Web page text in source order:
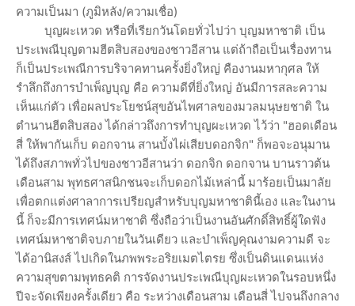
ความเป็นมา (ภูมิหลัง/ความเชื่อ)
บุญผะเหวด หรือที่เรียกวันโดยทั่วไปว่า บุญมหาชาติ เป็น
ประเพณีบุญตามฮีตสิบสองของชาวอีสาน แต่ถ้าถือเป็นเรื่องทาน
ก็เป็นประเพณีการบริจาคทานครั้งยิ่งใหญ่ คืองานมหากุศล ให้
รำลึกถึงการบำเพ็ญบุญ คือ ความดีที่ยิ่งใหญ่ อันมีการสละความ
เห็นแก่ตัว เพื่อผลประโยชน์สุขอันไพศาลของมวลมนุษยชาติ ใน
ตำนานฮีตสิบสอง ได้กล่าวถึงการทำบุญผะเหวด ไว้ว่า "ฮอดเดือน
สี่ ให้พากันเก็บ ดอกจาน สานบั้งไผ่เสียบดอกจิก" ก็พอจะอนุมาน
ได้ถึงสภาพทั่วไปของชาวอีสานว่า ดอกจิก ดอกจาน บานราวต้น
เดือนสาม พุทธศาสนิกชนจะเก็บดอกไม้เหล่านี้ มาร้อยเป็นมาลัย
เพื่อตกแต่งศาลาการเปรียญสำหรับบุญมหาชาตินี้เอง และในงาน
นี้ ก็จะมีการเทศน์มหาชาติ ซึ่งถือว่าเป็นงานอันศักดิ์สิทธิ์ผู้ใดฟัง
เทศน์มหาชาติจบภายในวันเดียว และบำเพ็ญคุณงามความดี จะ
ได้อานิสงส์ ไปเกิดในภพพระอริยเมตไตรย ซึ่งเป็นดินแดนแห่ง
ความสุขตามพุทธคติ การจัดงานประเพณีบุญผะเหวดในรอบหนึ่ง
ปีจะจัดเพียงครั้งเดียว คือ ระหว่างเดือนสาม เดือนสี่ ไปจนถึงกลาง